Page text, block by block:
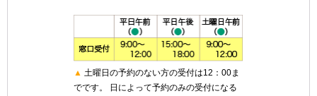
▲ 土曜日の予約のない方の受付は12：00ま
でです。 日によって予約のみの受付になる